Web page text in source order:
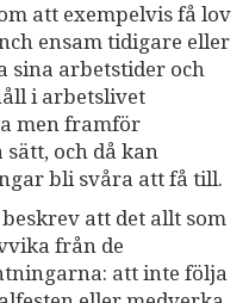
att exempelvis få lov
ensam tidigare eller
sina arbetstider och
i arbetslivet
men framför
och då kan
bli svåra att få till.
att det allt som
från de
att inte följa